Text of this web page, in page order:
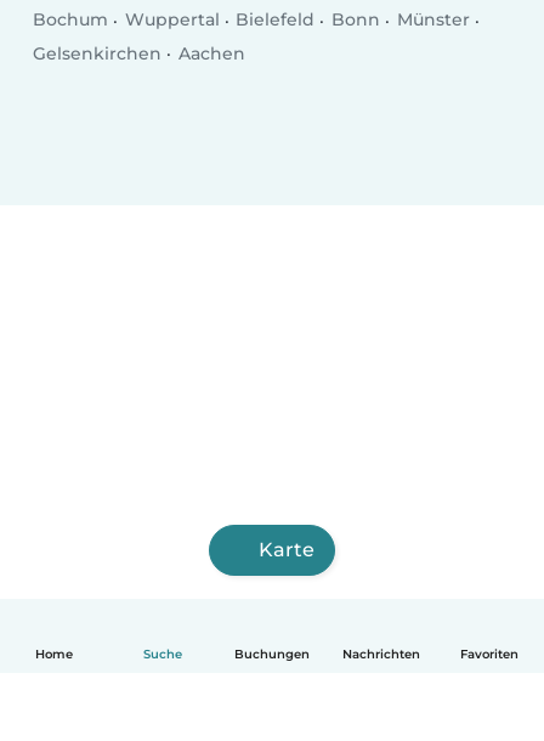
Home Suche Buchungen Nachrichten Favoriten
Bochum
Wuppertal Bielefeld Bonn
Münster
Gelsenkirchen
Aachen
Karte